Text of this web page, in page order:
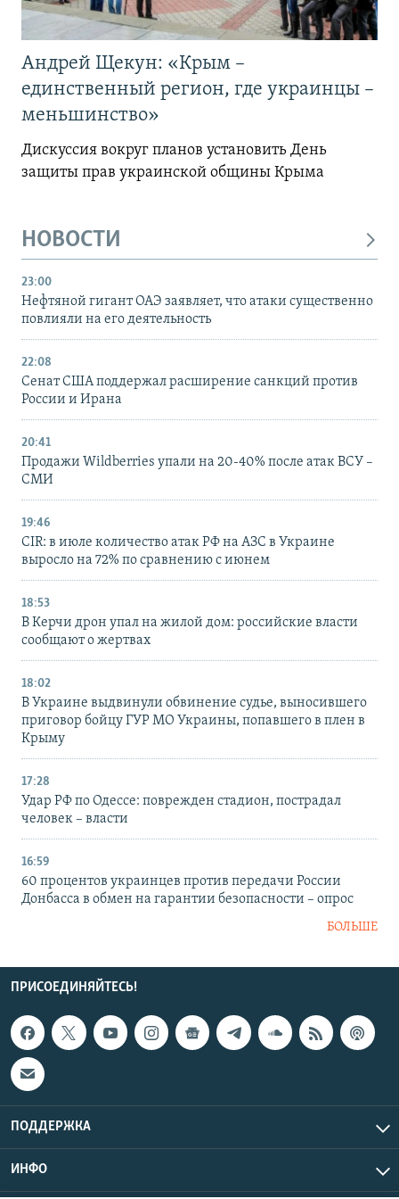
Андрей Щекун: «Крым –
единственный регион, где украинцы –
меньшинство»
Дискуссия вокруг планов установить День
защиты прав украинской общины Крыма
НОВОСТИ
23:00
Нефтяной гигант ОАЭ заявляет, что атаки существенно
повлияли на его деятельность
22:08
Сенат США поддержал расширение санкций против
России и Ирана
20:41
Продажи Wildberries упали на 20-40% после атак ВСУ –
СМИ
19:46
CIR: в июле количество атак РФ на АЗС в Украине
выросло на 72% по сравнению с июнем
18:53
В Керчи дрон упал на жилой дом: российские власти
сообщают о жертвах
18:02
В Украине выдвинули обвинение судье, выносившего
приговор бойцу ГУР МО Украины, попавшего в плен в
Крыму
17:28
Удар РФ по Одессе: поврежден стадион, пострадал
человек – власти
16:59
60 процентов украинцев против передачи России
Донбасса в обмен на гарантии безопасности – опрос
БОЛЬШЕ
ПРИСОЕДИНЯЙТЕСЬ!
ПОДДЕРЖКА
ИНФО